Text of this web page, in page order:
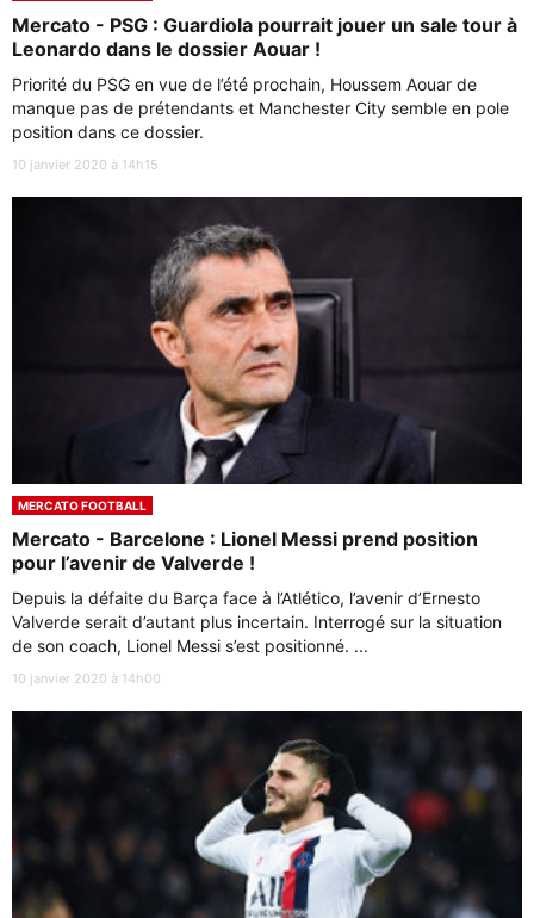
Mercato - PSG : Guardiola pourrait jouer un sale tour à
Leonardo dans le dossier Aouar !
Priorité du PSG en vue de l’été prochain, Houssem Aouar de
manque pas de prétendants et Manchester City semble en pole
position dans ce dossier.
10 janvier 2020 à 14h15
MERCATO FOOTBALL
Mercato - Barcelone : Lionel Messi prend position
pour l’avenir de Valverde !
Depuis la défaite du Barça face à l’Atlético, l’avenir d’Ernesto
Valverde serait d’autant plus incertain. Interrogé sur la situation
de son coach, Lionel Messi s’est positionné. ...
10 janvier 2020 à 14h00